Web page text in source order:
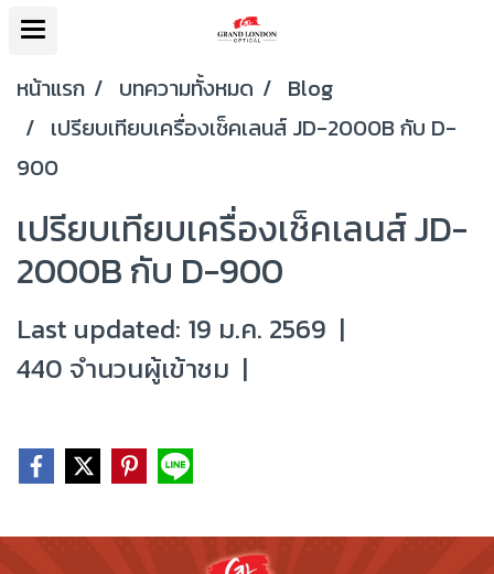
หน้าแรก บทความทั้งหมด
Blog
เปรียบเทียบเครื่องเช็คเลนส์ JD-2000B กับ D-
900
เปรียบเทียบเครื่องเช็คเลนส์ JD-
2000B กับ D-900
Last updated: 19 ม.ค. 2569 |
440 จำนวนผู้เข้าชม |